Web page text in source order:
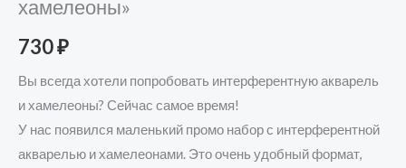
хамелеоны»
730₽
Вы всегда хотели попробовать интерферентную акварель
и хамелеоны? Сейчас самое время!
У нас появился маленький промо набор с интерферентной
акварелью и хамелеонами. Это очень удобный формат,